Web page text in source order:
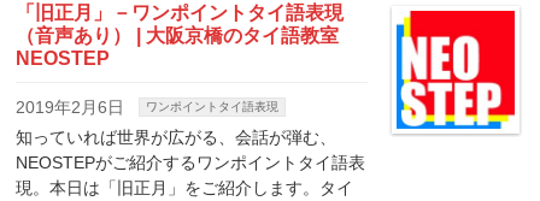
「旧正月」－ワンポイントタイ語表現
（音声あり） | 大阪京橋のタイ語教室
NEOSTEP
2019年2月6日 ワンポイントタイ語表現
知っていれば世界が広がる、会話が弾む、
NEOSTEPがご紹介するワンポイントタイ語表
現。本日は「旧正月」をご紹介します。タイ